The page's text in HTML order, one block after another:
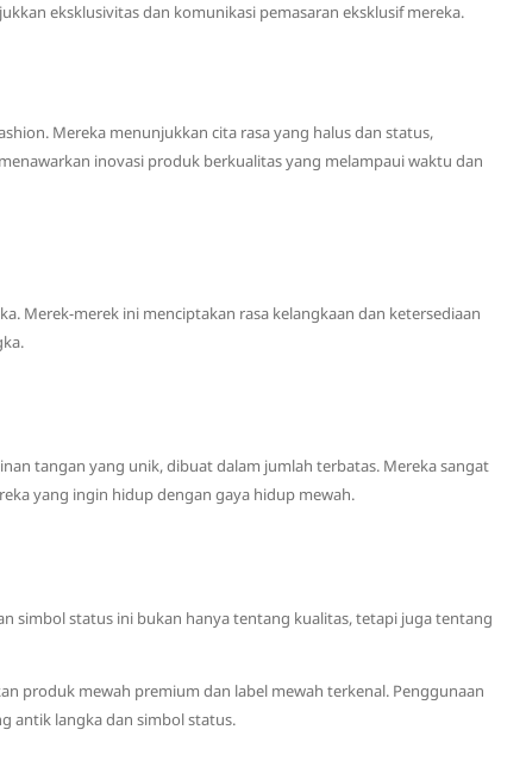
eksklusivitas dan komunikasi pemasaran eksklusif mereka.
Mereka menunjukkan cita rasa yang halus dan status,
inovasi produk berkualitas yang melampaui waktu dan
Merek-merek ini menciptakan rasa kelangkaan dan ketersediaan
tangan yang unik, dibuat dalam jumlah terbatas. Mereka sangat
yang ingin hidup dengan gaya hidup mewah.
simbol status ini bukan hanya tentang kualitas, tetapi juga tentang
produk mewah premium dan label mewah terkenal. Penggunaan
antik langka dan simbol status.